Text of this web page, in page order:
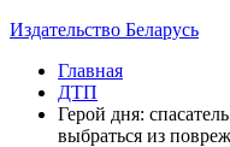
Издательство Беларусь
Главная
ДТП
Герой дня:
выбраться из